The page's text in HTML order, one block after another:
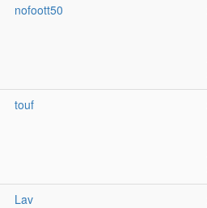
nofoott50
touf
Lav